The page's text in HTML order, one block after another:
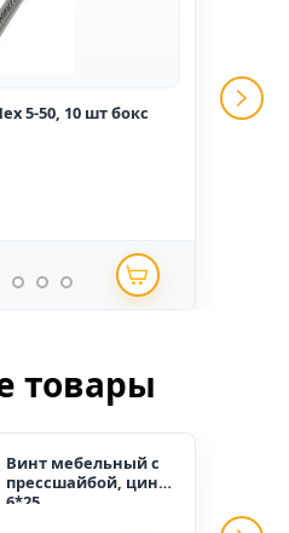
5-50, 10 шт бокс
товары
Винт мебельный с
прессшайбой, цинк
6*25